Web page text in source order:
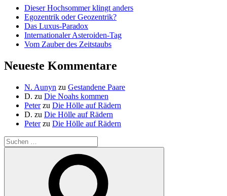
Dieser Hochsommer klingt anders
Egozentrik oder Geozentrik?
Das Luxus-Paradox
Internationaler Asteroiden-Tag
Vom Zauber des Zeitstaubs
Neueste Kommentare
N. Aunyn zu Gestandene Paare
D. zu Die Noahs kommen
Peterzu Die Hölle auf Rädern
D. zu Die Hölle auf Rädern
Peterzu Die Hölle auf Rädern
Suche
nach: